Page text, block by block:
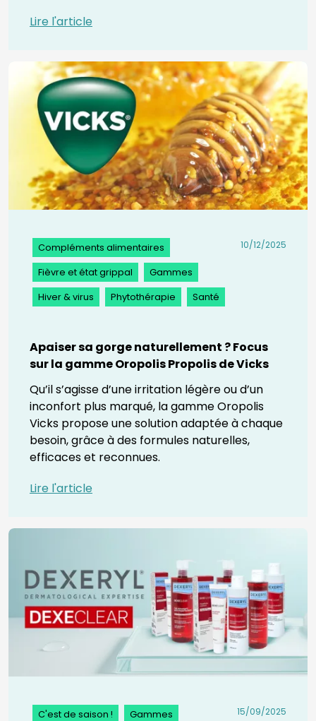
Lire l'article
Apaiser sa gorge naturellement ? Focus
sur la gamme Oropolis Propolis de Vicks
10/12/2025
Compléments alimentaires
Fièvre et état grippal Gammes
Hiver & virus Phytothérapie Santé
Qu’il s’agisse d’une irritation légère ou d’un
inconfort plus marqué, la gamme Oropolis
Vicks propose une solution adaptée à chaque
besoin, grâce à des formules naturelles,
efficaces et reconnues.
Lire l'article
15/09/2025
C'est de saison ! Gammes